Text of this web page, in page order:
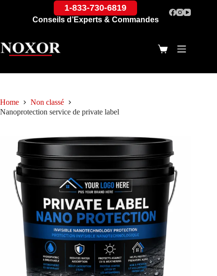
1-833-730-6819
Conseils d’Experts & Commandes
Home
Non classé
Nanoprotection service de private label